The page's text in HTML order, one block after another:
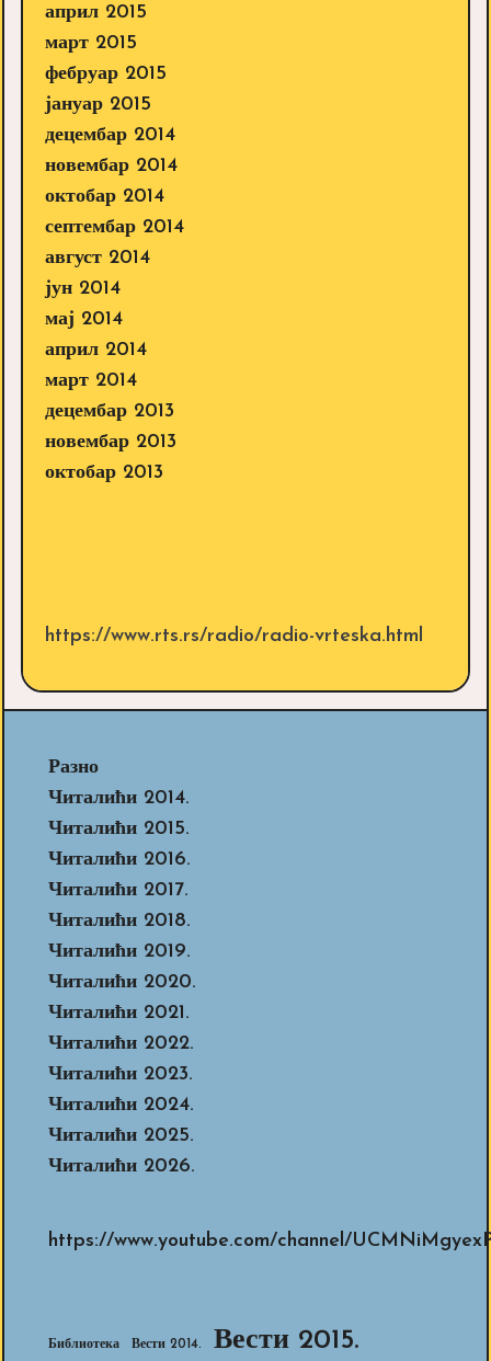
април 2015
март 2015
фебруар 2015
јануар 2015
децембар 2014
новембар 2014
октобар 2014
септембар 2014
август 2014
јун 2014
мај 2014
април 2014
март 2014
децембар 2013
новембар 2013
октобар 2013
https://www.rts.rs/radio/radio-vrteska.html
Разно
Читалићи 2014.
Читалићи 2015.
Читалићи 2016.
Читалићи 2017.
Читалићи 2018.
Читалићи 2019.
Читалићи 2020.
Читалићи 2021.
Читалићи 2022.
Читалићи 2023.
Читалићи 2024.
Читалићи 2025.
Читалићи 2026.
https://www.youtube.com/channel/
Библиотека Вести 2014. Вести 2015.